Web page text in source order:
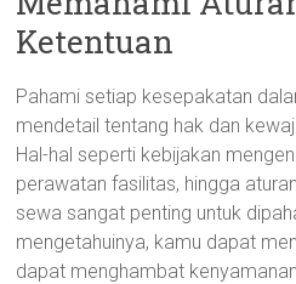
Ketentuan
Pahami setiap kesepakatan
mendetail tentang hak dan
Hal-hal seperti kebijakan
perawatan fasilitas, hingga
sewa sangat penting untuk
mengetahuinya, kamu dapat
dapat menghambat